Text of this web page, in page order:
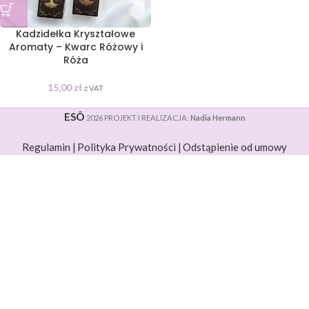
Kadzidełka Kryształowe
Aromaty – Kwarc Różowy i
Róża
15,00zł z VAT
ESÔ 2026 PROJEKT I REALIZACJA: Nadia Hermann
Regulamin | Polityka Prywatności | Odstąpienie od umowy